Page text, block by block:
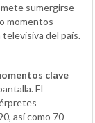
sumergirse
momentos
del país.
clave
El
así como 70